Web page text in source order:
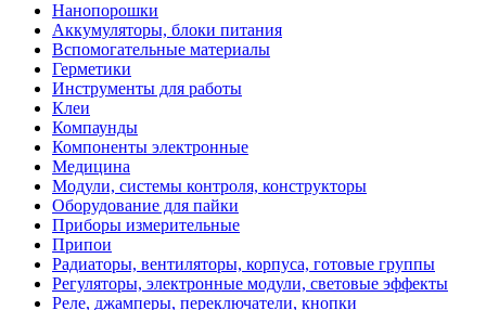
Нанопорошки
Аккумуляторы, блоки питания
Вспомогательные материалы
Герметики
Инструменты для работы
Клеи
Компаунды
Компоненты электронные
Медицина
Модули, системы контроля, конструкторы
Оборудование для пайки
Приборы измерительные
Припои
Радиаторы, вентиляторы, корпуса, готовые группы
Регуляторы, электронные модули, световые эффекты
Реле, джамперы, переключатели, кнопки